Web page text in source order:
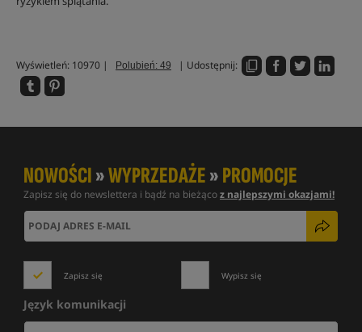
Wyświetleń: 10970 | Polubień: 49 | Udostępnij:
NOWOŚCI»WYPRZEDAŻE»PROMOCJE
Zapisz się do newslettera i bądź na bieżącoz najlepszymi okazjami!
Zapisz się Wypisz się
Język komunikacji